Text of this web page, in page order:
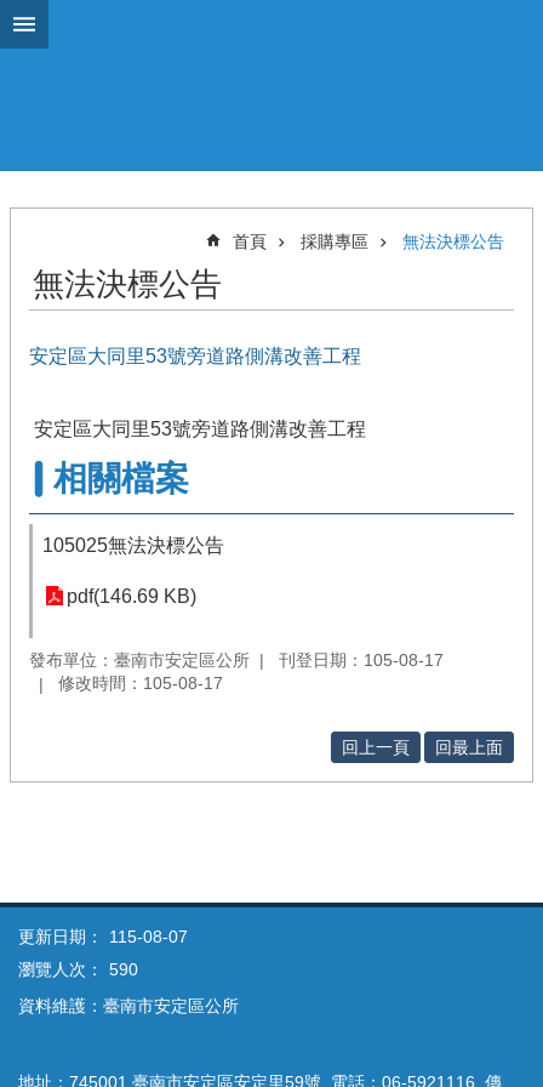
跳到主要內容區塊
首頁 採購專區 無法決標公告
無法決標公告
安定區大同里53號旁道路側溝改善工程
安定區大同里53號旁道路側溝改善工程
相關檔案
105025無法決標公告
pdf(146.69 KB)
發布單位：臺南市安定區公所
刊登日期：105-08-17
修改時間：105-08-17
回上一頁 回最上面
更新日期：
115-08-07
瀏覽人次：
590
資料維護：臺南市安定區公所
地址：745001 臺南市安定區安定里59號 電話：06-5921116 傳